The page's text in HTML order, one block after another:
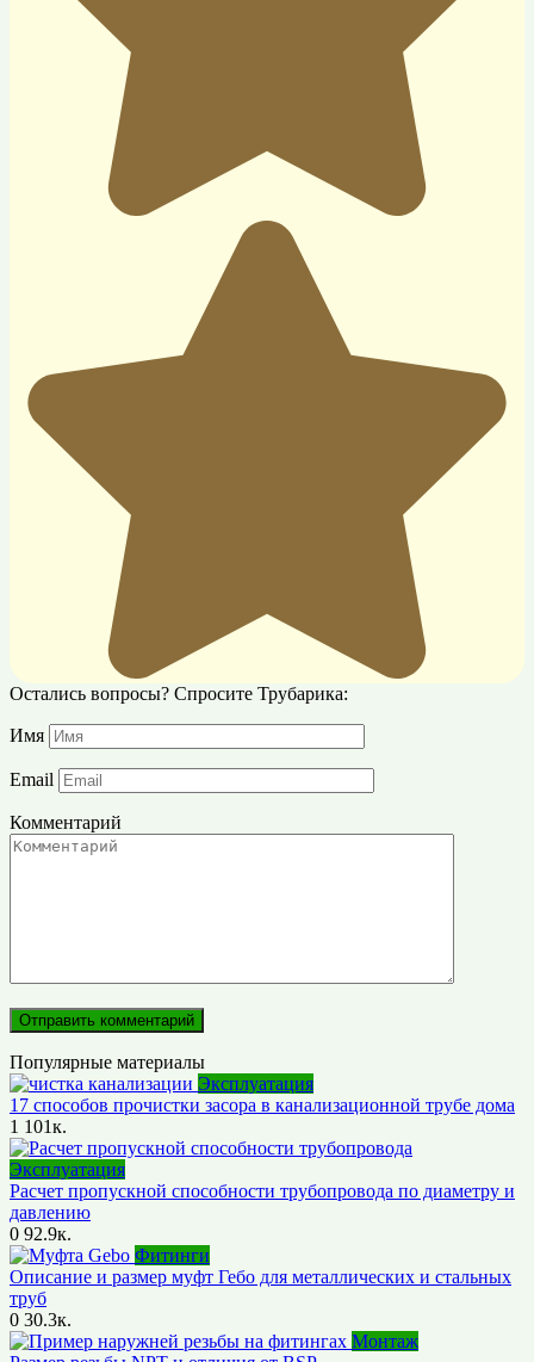
Остались вопросы? Спросите Трубарика:
Имя
Email
Комментарий
Популярные материалы
Эксплуатация
17 способов прочистки засора в канализационной трубе дома
1 101к.
Эксплуатация
Расчет пропускной способности трубопровода по диаметру и
давлению
0 92.9к.
Фитинги
Описание и размер муфт Гебо для металлических и стальных
труб
0 30.3к.
Монтаж